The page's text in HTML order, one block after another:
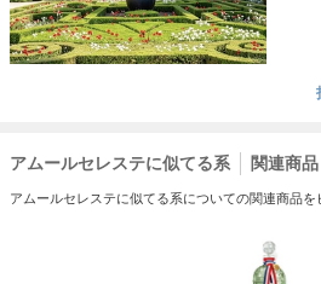
アムールセレステに似てる系 関連商品
アムールセレステに似てる系についての関連商品を